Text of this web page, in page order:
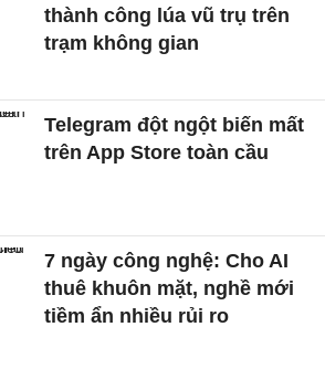
thành công lúa vũ trụ trên
trạm không gian
Telegram đột ngột biến mất
trên App Store toàn cầu
7 ngày công nghệ: Cho AI
thuê khuôn mặt, nghề mới
tiềm ẩn nhiều rủi ro